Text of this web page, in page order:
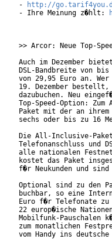
-
http://
- Ihre Meinung z�hlt:
>> Arcor: Neue Top-
Auch im Dezember
DSL-Bandbreite von
von 29,95 Euro an.
19. Dezember bestellt,
dazubuchen. Neu
Top-Speed-Option:
Paket mit der an ihrem
sechs oder bis zu 16
Die All-Inclusive-
Telefonanschluss und
alle nationalen
kostet das Paket
f�r Neukunden und
Optional sind zu den
buchbar, so eine
Euro f�r Telefonate zu
22 europ�ische
Mobilfunk-Pauschalen
zum monatlichen
vom Handy ins